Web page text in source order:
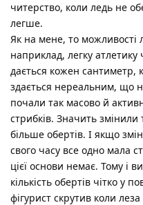
читерство, коли ледь не
легше.
Як на мене, то
наприклад, легку
дається кожен сантиметр,
здається нереальним, що
почали так масово й
стрибків. Значить змінили
більше обертів. І якщо
свого часу все одно мала
цієї основи немає. Тому і
кількість обертів чітко у
фігурист скрутив коли